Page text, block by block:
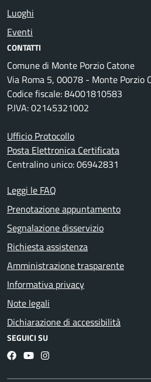
Luoghi
Eventi
CONTATTI
Comune di Monte Porzio Catone
Via Roma 5, 00078 - Monte Porzio
Codice fiscale: 84001810583
P.IVA: 02145321002
Ufficio Protocollo
Posta Elettronica Certificata
Centralino unico: 06942831
Leggi le FAQ
Prenotazione appuntamento
Segnalazione disservizio
Richiesta assistenza
Amministrazione trasparente
Informativa privacy
Note legali
Dichiarazione di accessibilità
SEGUICI SU
Facebook
YouTubeInstagram